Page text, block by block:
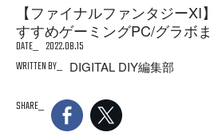
【ファイナルファンタジーXI
すすめゲーミングPC/グラボ
DATE
2022.08.15
WRITTEN BY
DIGITAL DIY編集部
SHARE